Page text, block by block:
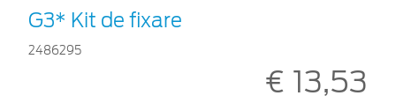
G3* Kit de fixare
2486295
€ 13,53